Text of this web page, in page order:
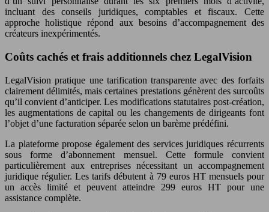
incluant des conseils juridiques, comptables et fiscaux. Cette
approche holistique répond aux besoins d’accompagnement des
créateurs inexpérimentés.
Coûts cachés et frais additionnels chez LegalVision
LegalVision pratique une tarification transparente avec des forfaits
clairement délimités, mais certaines prestations génèrent des surcoûts
qu’il convient d’anticiper. Les modifications statutaires post-création,
les augmentations de capital ou les changements de dirigeants font
l’objet d’une facturation séparée selon un barème prédéfini.
La plateforme propose également des services juridiques récurrents
sous forme d’abonnement mensuel. Cette formule convient
particulièrement aux entreprises nécessitant un accompagnement
juridique régulier. Les tarifs débutent à 79 euros HT mensuels pour
un accès limité et peuvent atteindre 299 euros HT pour une
assistance complète.